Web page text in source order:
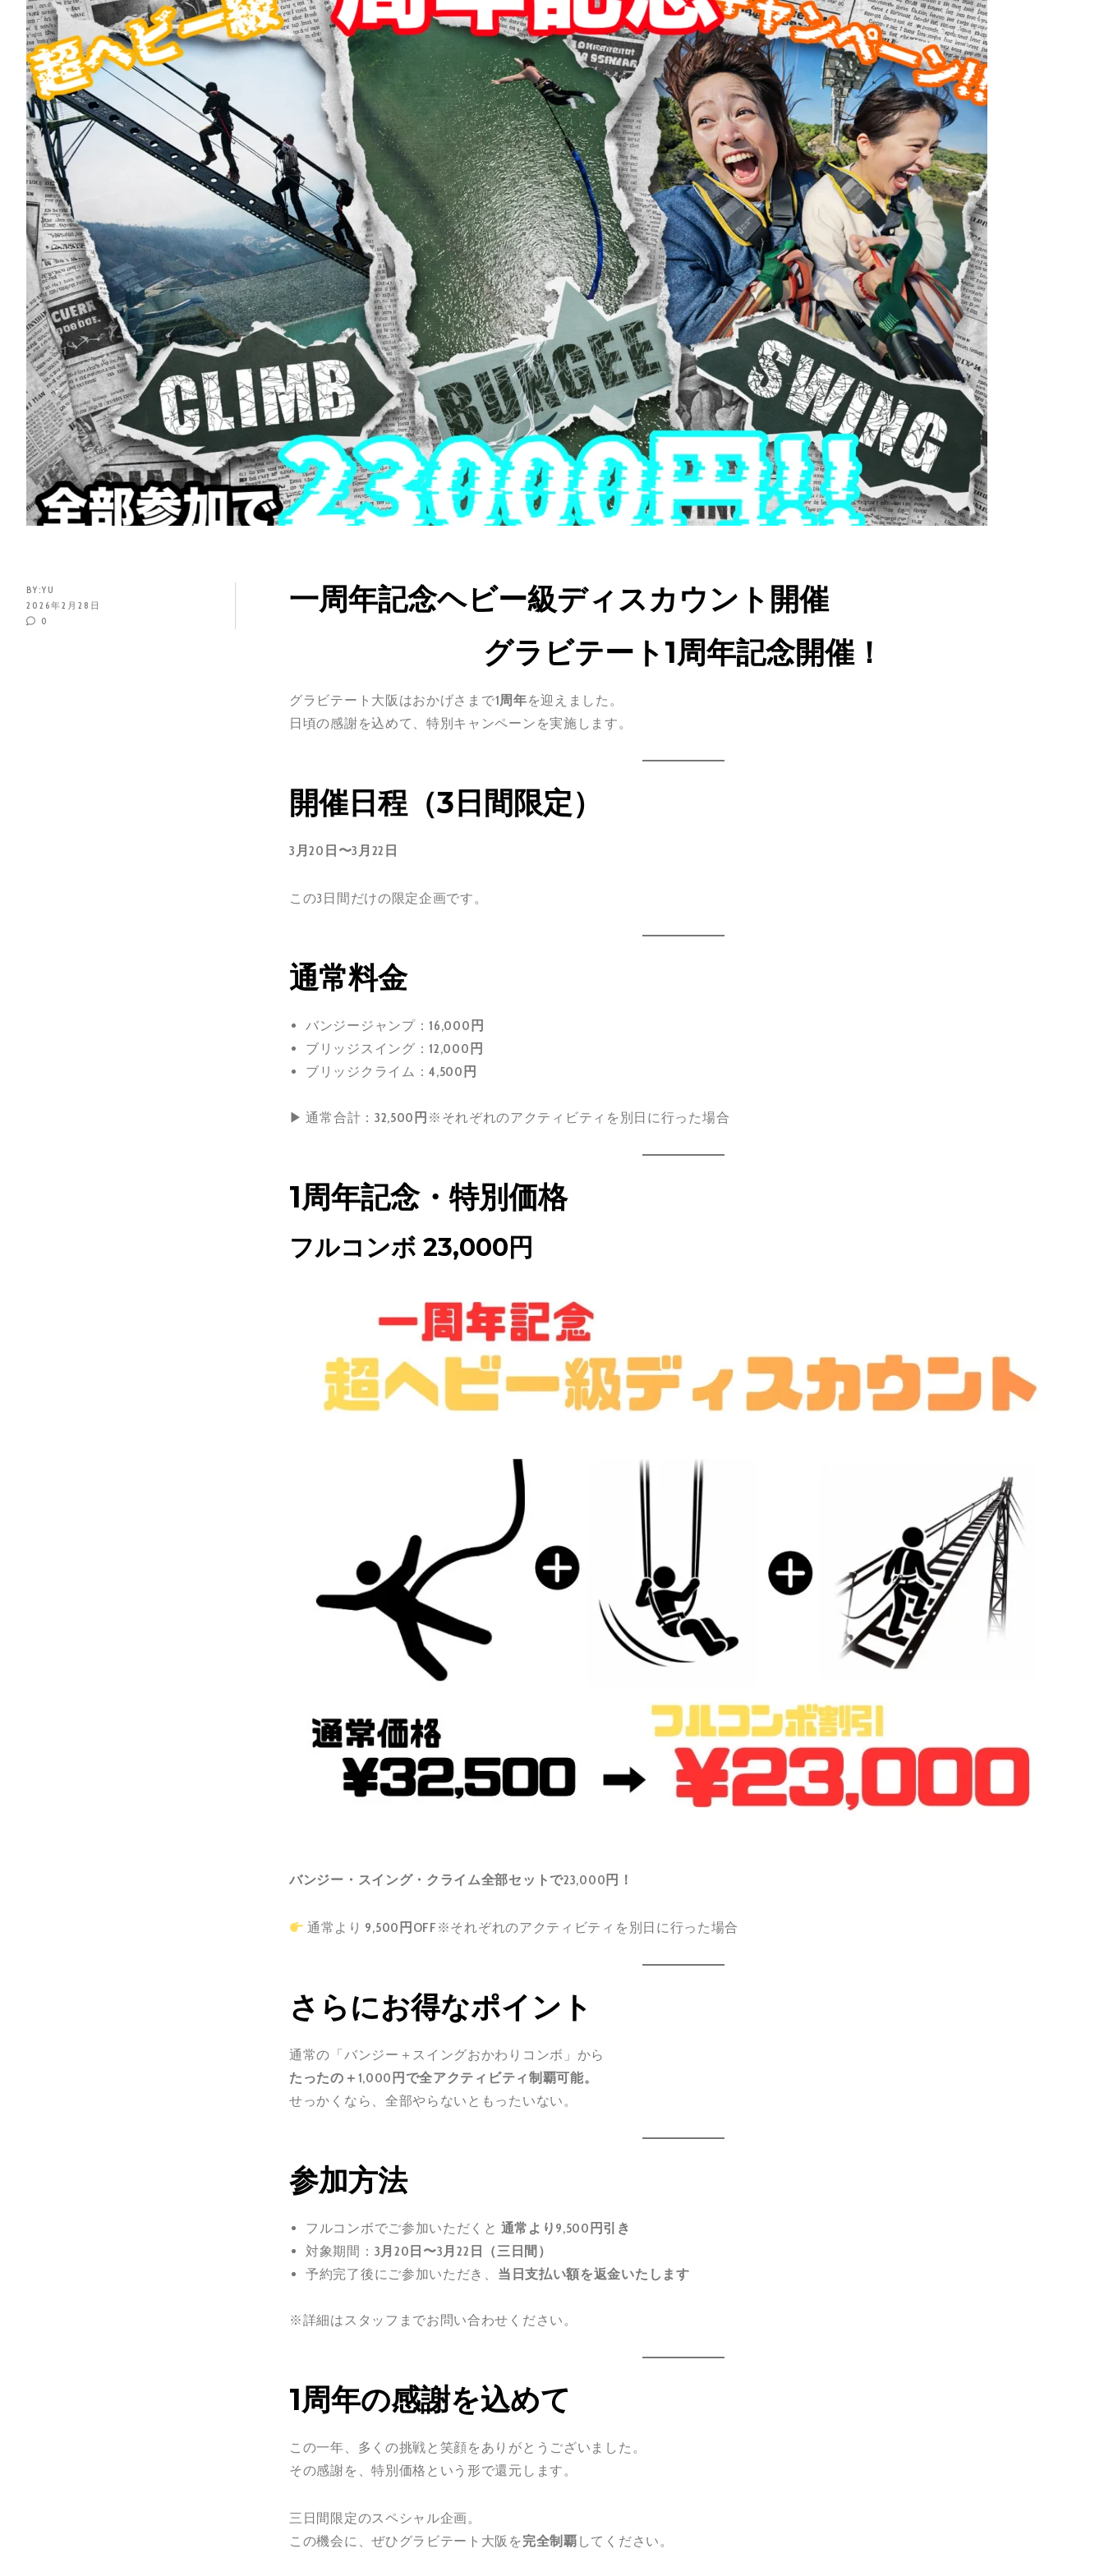
BY:YU
2026年2月28日
0
一周年記念ヘビー級ディスカウント開催
グラビテート1周年記念開催！
グラビテート大阪はおかげさまで1周年を迎えました。
日頃の感謝を込めて、特別キャンペーンを実施します。
開催日程（3日間限定）
3月20日〜3月22日
この3日間だけの限定企画です。
通常料金
バンジージャンプ：16,000円
ブリッジスイング：12,000円
ブリッジクライム：4,500円
▶ 通常合計： 32,500円 ※それぞれのアクティビティを別日に行った場合
1周年記念・特別価格
フルコンボ 23,000円
バンジー・スイング・クライム全部セットで23,000円！
通常より 9,500円OFF ※それぞれのアクティビティを別日に行った場合
さらにお得なポイント
通常の「バンジー＋スイングおかわりコンボ」から
たったの＋1,000円で全アクティビティ制覇可能。
せっかくなら、全部やらないともったいない。
参加方法
フルコンボでご参加いただくと 通常より9,500円引き
対象期間： 3月20日〜3月22日（三日間）
予約完了後にご参加いただき、 当日支払い額を返金いたします
※詳細はスタッフまでお問い合わせください。
1周年の感謝を込めて
この一年、多くの挑戦と笑顔をありがとうございました。
その感謝を、特別価格という形で還元します。
三日間限定のスペシャル企画。
この機会に、ぜひグラビテート大阪を 完全制覇 してください。